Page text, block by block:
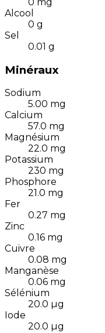
Alcool
0 g
Sel
0.01 g
Minéraux
Sodium
5.00 mg
Calcium
57.0 mg
Magnésium
22.0 mg
Potassium
230 mg
Phosphore
21.0 mg
Fer
0.27 mg
Zinc
0.16 mg
Cuivre
0.08 mg
Manganèse
0.06 mg
Sélénium
20.0 µg
Iode
20.0 µg